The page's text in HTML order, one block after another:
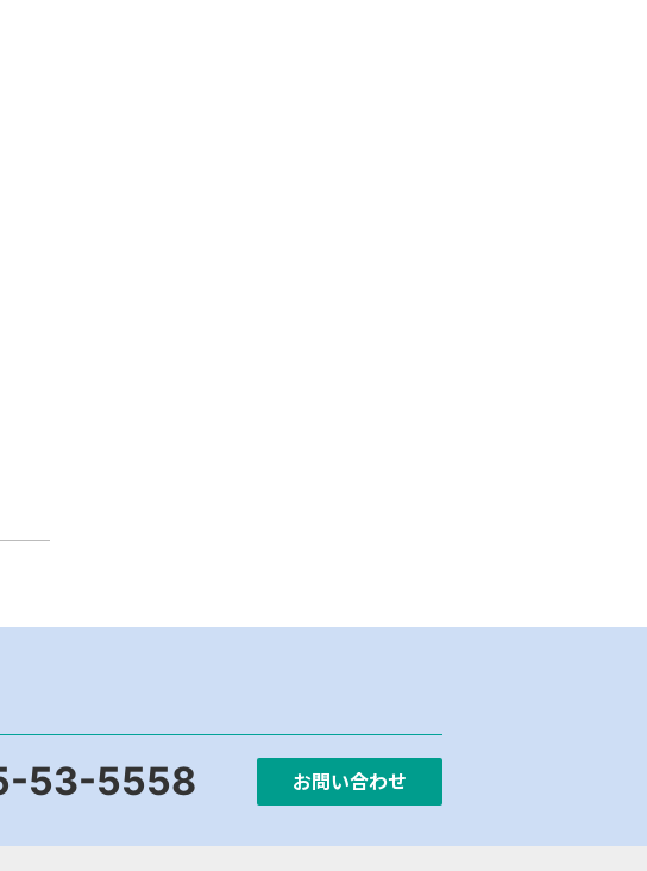
53-5558 お問い合わせ